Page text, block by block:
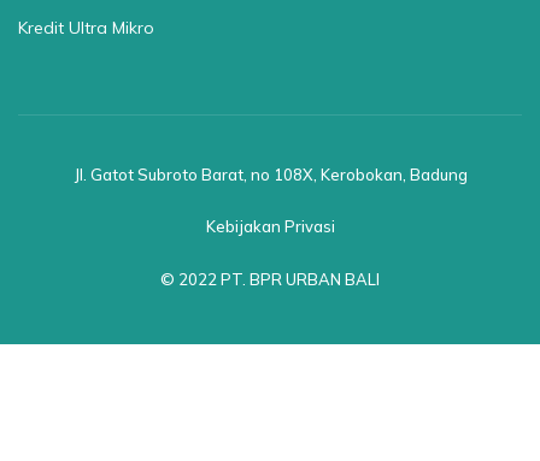
Kredit Ultra Mikro
Jl. Gatot Subroto Barat, no 108X, Kerobokan, Badung
Kebijakan Privasi
© 2022 PT. BPR URBAN BALI